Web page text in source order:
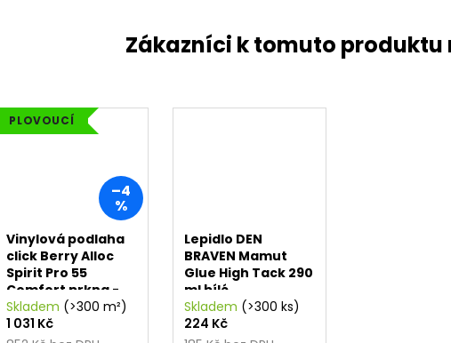
PLOVOUCÍ
–4
%
Vinylová podlaha
click Berry Alloc
Spirit Pro 55
Comfort prkna -
Elite Honey
Skladem (>300 m²)
1 031 Kč
Lepidlo DEN
BRAVEN Mamut
Glue High Tack 290
ml bílé
Skladem (>300 ks)
224 Kč